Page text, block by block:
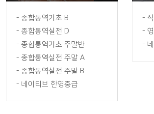
- 종합통역기초 B
- 종합통역실전 D
- 종합통역기초 주말반
- 종합통역실전 주말 A
- 종합통역실전 주말 B
- 네이티브 한영중급
-
-
-